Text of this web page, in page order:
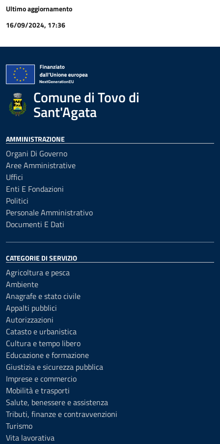
Ultimo aggiornamento
16/09/2024, 17:36
Comune di Tovo di
Sant'Agata
AMMINISTRAZIONE
Organi Di Governo
Aree Amministrative
Uffici
Enti E Fondazioni
Politici
Personale Amministrativo
Documenti E Dati
CATEGORIE DI SERVIZIO
Agricoltura e pesca
Ambiente
Anagrafe e stato civile
Appalti pubblici
Autorizzazioni
Catasto e urbanistica
Cultura e tempo libero
Educazione e formazione
Giustizia e sicurezza pubblica
Imprese e commercio
Mobilità e trasporti
Salute, benessere e assistenza
Tributi, finanze e contravvenzioni
Turismo
Vita lavorativa